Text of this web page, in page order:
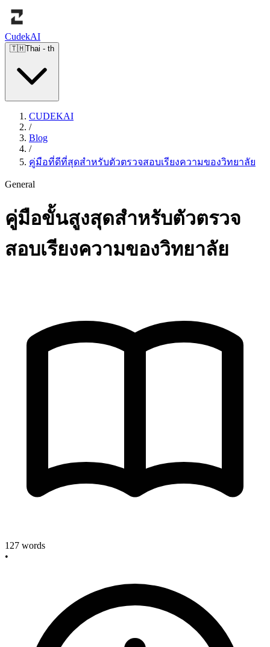
CudekAI
🇹🇭Thai - th
CUDEKAI
/
Blog
/
คู่มือที่ดีที่สุดสำหรับตัวตรวจสอบเรียงความของวิทยาลัย
General
คู่มือขั้นสูงสุดสำหรับตัวตรวจ
สอบเรียงความของวิทยาลัย
127 words
•